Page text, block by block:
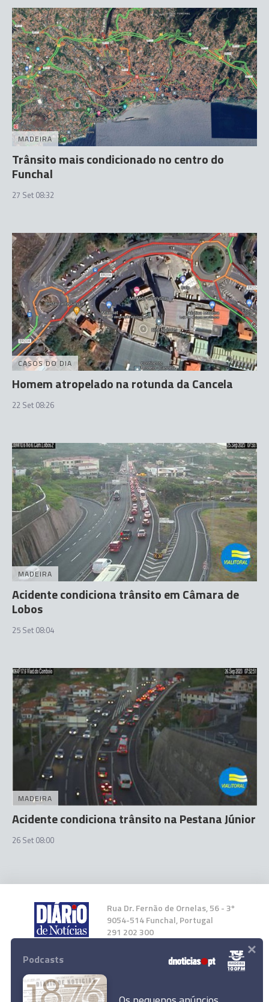
MADEIRA
Trânsito mais condicionado no centro do
Funchal
27 Set 08:32
CASOS DO DIA
Homem atropelado na rotunda da Cancela
22 Set 08:26
MADEIRA
Acidente condiciona trânsito em Câmara de
Lobos
25 Set 08:04
MADEIRA
Acidente condiciona trânsito na Pestana Júnior
26 Set 08:00
Rua Dr. Fernão de Ornelas, 56 - 3º
9054-514 Funchal, Portugal
291 202 300
Instale a nossa App
Podcasts ×